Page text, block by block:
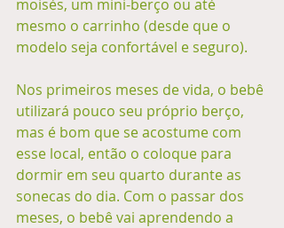
moisés, um mini-berço ou até
mesmo o carrinho (desde que o
modelo seja confortável e seguro).
Nos primeiros meses de vida, o bebê
utilizará pouco seu próprio berço,
mas é bom que se acostume com
esse local, então o coloque para
dormir em seu quarto durante as
sonecas do dia. Com o passar dos
meses, o bebê vai aprendendo a